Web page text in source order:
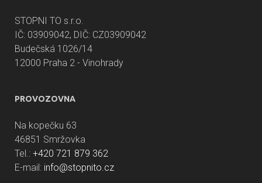
STOPNI TO s.r.o.
IČ: 03909042, DIČ: CZ03909042
Budečská 1026/14
12000 Praha 2 - Vinohrady
PROVOZOVNA
Na kopečku 63
46851 Smržovka
Tel.: +420 721 879 362
E-mail: info@stopnito.cz